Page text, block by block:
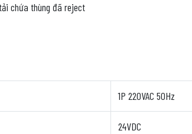
chứa thùng đã reject
1P 220VAC 50Hz
24VDC